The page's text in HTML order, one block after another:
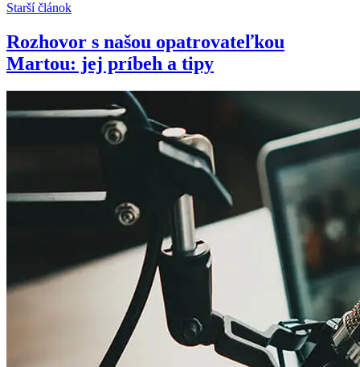
Starší článok
Rozhovor s našou opatrovateľkou
Martou: jej príbeh a tipy